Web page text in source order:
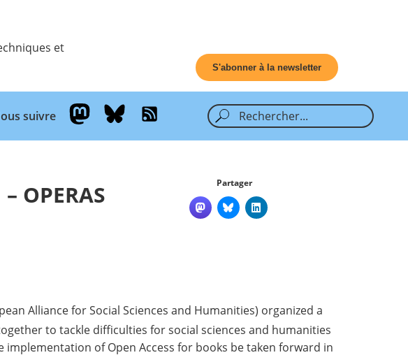
et
S'abonner à la newsletter
suivre
OPERAS
Partager
Alliance for Social Sciences and Humanities) organized a
to tackle difficulties for social sciences and humanities
implementation of Open Access for books be taken forward in